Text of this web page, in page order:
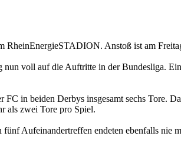
RheinEnergieSTADION. Anstoß ist am
voll auf die Auftritte in der Bundesliga.
in beiden Derbys insgesamt sechs Tore.
als zwei Tore pro Spiel.
Aufeinandertreffen endeten ebenfalls